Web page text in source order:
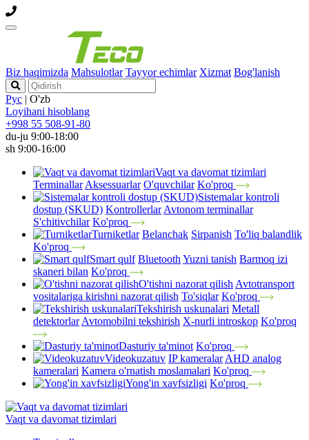
Biz haqimizda Mahsulotlar Tayyor echimlar Xizmat Bog'lanish
Рус | O'zb
Loyihani hisoblang
+998 55 508-91-80
du-ju 9:00-18:00
sh 9:00-16:00
Vaqt va davomat tizimlari
Terminallar Aksessuarlar O'quvchilar Ko'proq
Sistemalar kontroli
dostup (SKUD) Kontrollerlar Avtonom terminallar
S'chitivchilar Ko'proq
Turniketlar Belanchak Sirpanish To'liq balandlik
Ko'proq
Smart qulf Bluetooth Yuzni tanish Barmoq izi
skaneri bilan Ko'proq
O'tishni nazorat qilish Avtotransport
vositalariga kirishni nazorat qilish To'siqlar Ko'proq
Tekshirish uskunalari Metall
detektorlar Avtomobilni tekshirish X-nurli introskop Ko'proq
Dasturiy ta'minot Ko'proq
Videokuzatuv IP kameralar AHD analog
kameralari Kamera o'rnatish moslamalari Ko'proq
Yong'in xavfsizligi Ko'proq
Vaqt va davomat tizimlari